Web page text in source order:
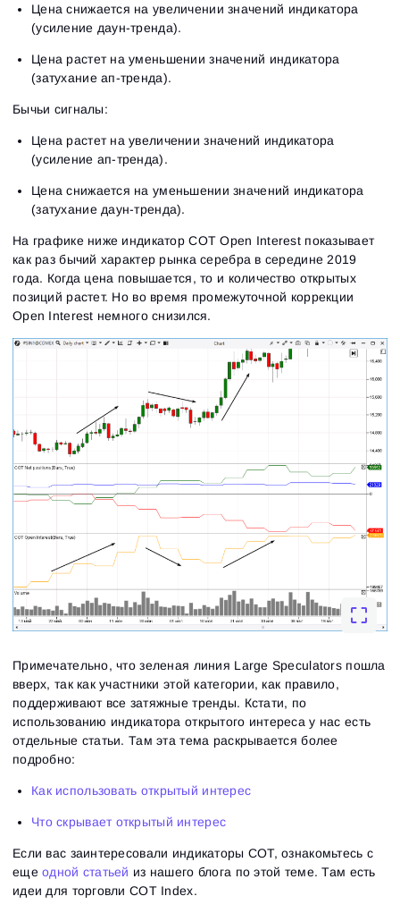
Цена снижается на увеличении значений индикатора
(усиление даун-тренда).
Цена растет на уменьшении значений индикатора
(затухание ап-тренда).
Бычьи сигналы:
Цена растет на увеличении значений индикатора
(усиление ап-тренда).
Цена снижается на уменьшении значений индикатора
(затухание даун-тренда).
На графике ниже индикатор COT Open Interest показывает
как раз бычий характер рынка серебра в середине 2019
года. Когда цена повышается, то и количество открытых
позиций растет. Но во время промежуточной коррекции
Open Interest немного снизился.
Примечательно, что зеленая линия Large Speculators пошла
вверх, так как участники этой категории, как правило,
поддерживают все затяжные тренды. Кстати, по
использованию индикатора открытого интереса у нас есть
отдельные статьи. Там эта тема раскрывается более
подробно:
Как использовать открытый интерес
Что скрывает открытый интерес
Если вас заинтересовали индикаторы СОТ, ознакомьтесь с
ещеодной статьей из нашего блога по этой теме. Там есть
идеи для торговли COT Index.